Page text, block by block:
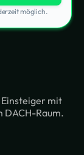
möglich.
mit
DACH-Raum.